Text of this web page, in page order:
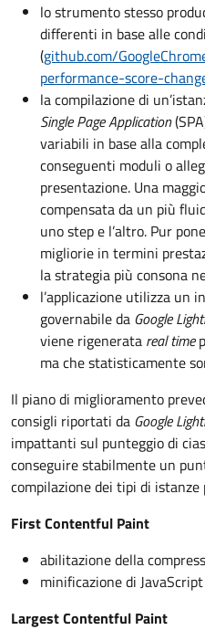
lo strumento stesso
differenti in base alle
(github.com/
performance-score-
la compilazione di
Single Page Application
variabili in base alla
conseguenti moduli o
presentazione. Una
compensata da un più
uno step e l’altro. Pur
migliorie in termini
la strategia più consona
l’applicazione utilizza un
governabile da Google
viene rigenerata real time
ma che statisticamente
Il piano di miglioramento
consigli riportati da Google
impattanti sul punteggio di
conseguire stabilmente un
compilazione dei tipi di
First Contentful Paint
abilitazione della
minificazione di JavaScript
Largest Contentful Paint